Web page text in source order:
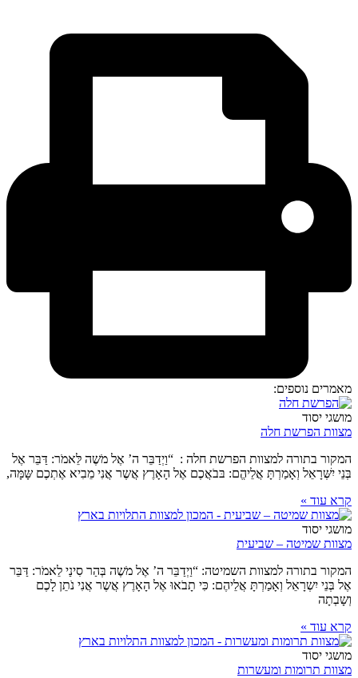
מאמרים נוספים:
מושגי יסוד
מצוות הפרשת חלה
המקור בתורה למצוות הפרשת חלה : “וַיְדַבֵּר ה’ אֶל מֹשֶה לֵּאמֹר: דַּבֵּר אֶל
בְּנֵי יִשְּׁרָאֵל וְאָמַרְתָּ אֲלֵיהֱם: בּבֹאֲכֶם אֶל הָאָרֶץ אֲשֶר אֲנִי מֵבִיא אֶתְכֶם שָּמָּה,
קרא עוד »
מושגי יסוד
מצוות שמיטה – שביעית
המקור בתורה למצוות השמיטה: “וַיְדַבֵּר ה’ אֶל מֹשֶה בְּהַר סִינַי לֵאמֹר: דַּבֵּר
אֶל בְּנֵי יִשְרָאֵל וְאָמַרְתָּ אֲלֵיהֶם: כִּי תָבֹאוּ אֶל הָאָרֶץ אֲשֶר אֲנִי נֹתֵן לָכֶם
וְשָבְתָה
קרא עוד »
מושגי יסוד
מצוות תרומות ומעשרות